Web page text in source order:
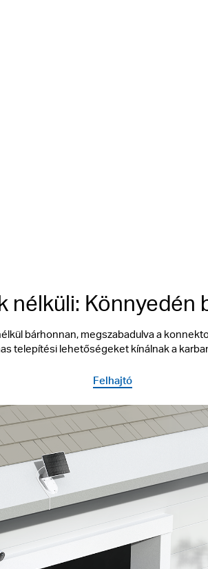
nélküli: Könnyedén
bárhonnan, megszabadulva a
telepítési lehetőségeket kínálnak a
Felhajtó